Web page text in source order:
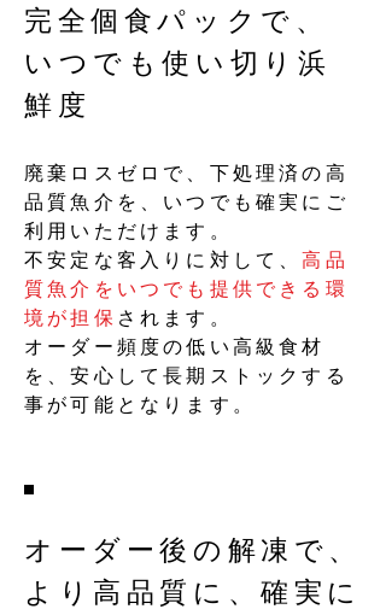
完全個食パックで、
いつでも使い切り浜
鮮度
廃棄ロスゼロで、下処理済の高
品質魚介を、いつでも確実にご
利用いただけます。
不安定な客入りに対して、高品
質魚介をいつでも提供できる環
境が担保 されます。
オーダー頻度の低い高級食材
を、安心して長期ストックする
事が可能となります。
オーダー後の解凍で、
より高品質に、確実に